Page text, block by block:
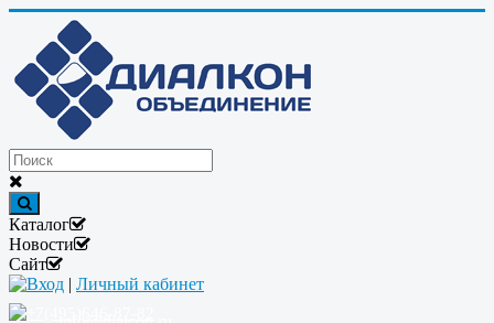
Каталог
Новости
Сайт
Вход | Личный кабинет